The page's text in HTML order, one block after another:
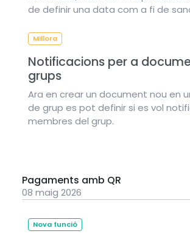
de definir una data com a fi de
Millora
Notificacions per a
grups
Ara en crear un document nou en
de grup es pot definir si es vol
membres del grup.
Pagaments amb QR
08 maig 2026
Nova funció